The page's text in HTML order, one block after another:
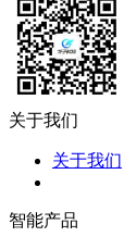
关于我们
关于我们
智能产品